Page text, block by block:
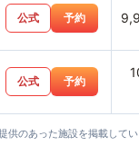
公式 予約
公式 予約
供のあった施設を掲載して